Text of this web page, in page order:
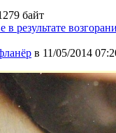
байт
в результате
в 11/05/2014